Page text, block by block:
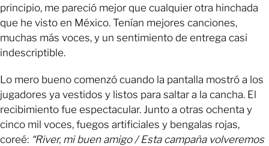
principio, me pareció mejor que cualquier otra hinchada
que he visto en México. Tenían mejores canciones,
muchas más voces, y un sentimiento de entrega casi
indescriptible.
Lo mero bueno comenzó cuando la pantalla mostró a los
jugadores ya vestidos y listos para saltar a la cancha. El
recibimiento fue espectacular. Junto a otras ochenta y
cinco mil voces, fuegos artificiales y bengalas rojas,
coreé: “River, mi buen amigo / Esta campaña volveremos